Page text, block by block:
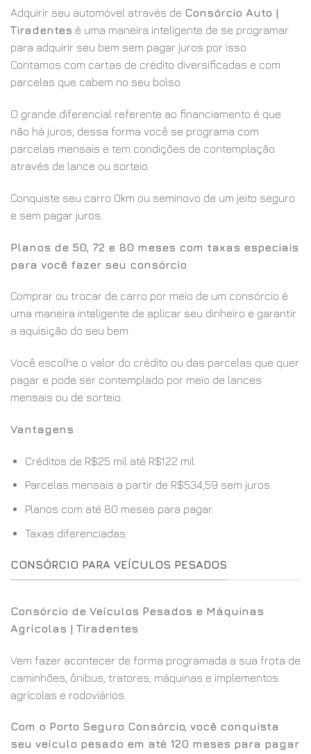
Adquirir seu automóvel através de Consórcio Auto |
Tiradentes é uma maneira inteligente de se programar
para adquirir seu bem sem pagar juros por isso.
Contamos com cartas de crédito diversificadas e com
parcelas que cabem no seu bolso.
O grande diferencial referente ao financiamento é que
não há juros, dessa forma você se programa com
parcelas mensais e tem condições de contemplação
através de lance ou sorteio.
Conquiste seu carro 0km ou seminovo de um jeito seguro
e sem pagar juros.
Planos de 50, 72 e 80 meses com taxas especiais
para você fazer seu consórcio
Comprar ou trocar de carro por meio de um consórcio é
uma maneira inteligente de aplicar seu dinheiro e garantir
a aquisição do seu bem.
Você escolhe o valor do crédito ou das parcelas que quer
pagar e pode ser contemplado por meio de lances
mensais ou de sorteio.
Vantagens
Créditos de R$25 mil até R$122 mil
Parcelas mensais a partir de R$534,59 sem juros.
Planos com até 80 meses para pagar.
Taxas diferenciadas.
CONSÓRCIO PARA VEÍCULOS PESADOS
Consórcio de Veículos Pesados e Máquinas
Agrícolas | Tiradentes
Vem fazer acontecer de forma programada a sua frota de
caminhões, ônibus, tratores, máquinas e implementos
agrícolas e rodoviários.
Com o Porto Seguro Consórcio, você conquista
seu veículo pesado em até 120 meses para pagar